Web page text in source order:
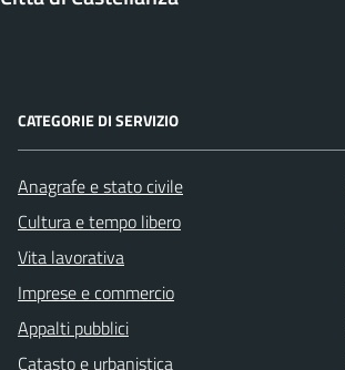
CATEGORIE DI SERVIZIO
Anagrafe e stato civile
Cultura e tempo libero
Vita lavorativa
Imprese e commercio
Appalti pubblici
Catasto e urbanistica